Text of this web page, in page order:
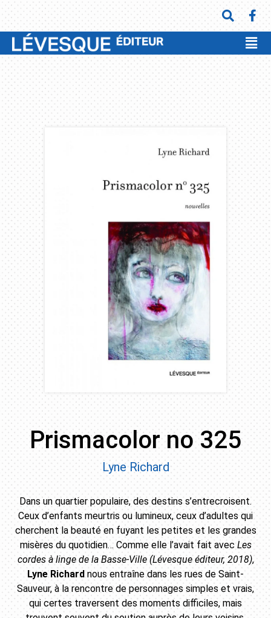
Prismacolor no 325
Lyne Richard
Dans un quartier populaire, des destins s’entrecroisent.
Ceux d’enfants meurtris ou lumineux, ceux d’adultes qui
cherchent la beauté en fuyant les petites et les grandes
misères du quotidien… Comme elle l’avait fait avecLes
cordes à linge de la Basse-Ville (Lévesque éditeur, 2018),
Lyne Richard nous entraîne dans les rues de Saint-
Sauveur, à la rencontre de personnages simples et vrais,
qui certes traversent des moments difficiles, mais